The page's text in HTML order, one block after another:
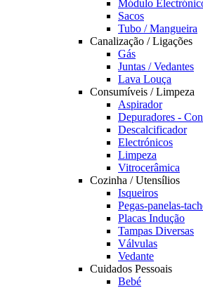
Módulo
Sacos
Tubo / Mangueira
Canalização / Ligações
Gás
Juntas / Vedantes
Lava Louça
Consumíveis / Limpeza
Aspirador
Depuradores -
Descalcificador
Electrónicos
Limpeza
Vitrocerâmica
Cozinha / Utensílios
Isqueiros
Pegas-panelas-
Placas Indução
Tampas Diversas
Válvulas
Vedante
Cuidados Pessoais
Bebé